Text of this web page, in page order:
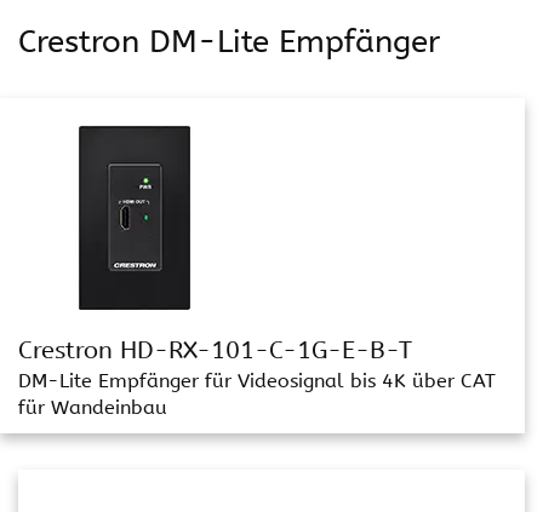
Crestron DM-Lite Empfänger
Crestron HD-RX-101-C-1G-E-B-T
DM-Lite Empfänger für Videosignal bis 4K über CAT
für Wandeinbau